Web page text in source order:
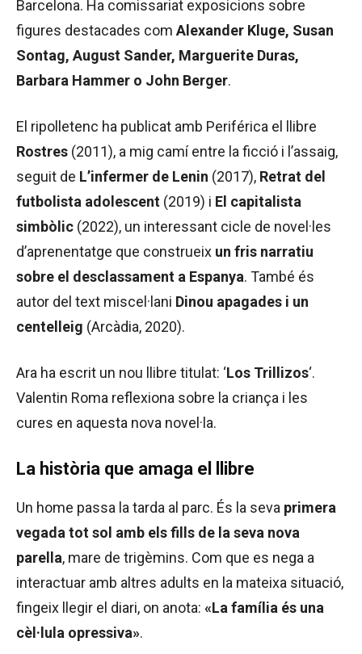
Barcelona. Ha comissariat exposicions sobre
figures destacades com Alexander Kluge, Susan
Sontag, August Sander, Marguerite Duras,
Barbara Hammer o John Berger.
El ripolletenc ha publicat amb Periférica el llibre
Rostres (2011), a mig camí entre la ficció i l’assaig,
seguit de L’infermer de Lenin (2017), Retrat del
futbolista adolescent (2019) i El capitalista
simbòlic (2022), un interessant cicle de novel·les
d’aprenentatge que construeix un fris narratiu
sobre el desclassament a Espanya. També és
autor del text miscel·lani Dinou apagades i un
centelleig (Arcàdia, 2020).
Ara ha escrit un nou llibre titulat: ‘Los Trillizos‘.
Valentin Roma reflexiona sobre la criança i les
cures en aquesta nova novel·la.
La història que amaga el llibre
Un home passa la tarda al parc. És la seva primera
vegada tot sol amb els fills de la seva nova
parella, mare de trigèmins. Com que es nega a
interactuar amb altres adults en la mateixa situació,
fingeix llegir el diari, on anota: «La família és una
cèl·lula opressiva».